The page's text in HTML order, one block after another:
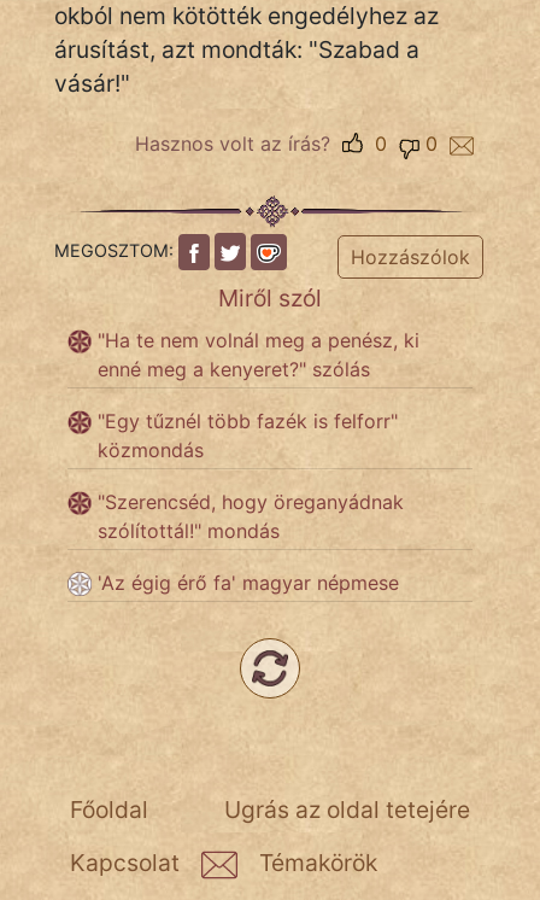
Jób Gedeon
Láron Ádám
mikkamakka
vörös ördög
nagyöreg
NapHold
Név nélkül
pszichopati
szegény legény
Hoffer Botond
okból nem kötötték engedélyhez az
árusítást, azt mondták: "Szabad a
vásár!"
Hasznos volt az írás? 0
0
MEGOSZTOM: Hozzászólok
Miről szól
"Ha te nem volnál meg a penész, ki
enné meg a kenyeret?" szólás
"Egy tűznél több fazék is felforr"
közmondás
"Szerencséd, hogy öreganyádnak
szólítottál!" mondás
'Az égig érő fa' magyar népmese
Ugrás az oldal tetejére
Főoldal
Kapcsolat
Témakörök